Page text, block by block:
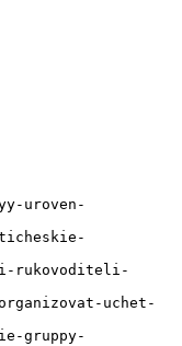
uroven-
i-rukovoditeli-
uchet-
gruppy-